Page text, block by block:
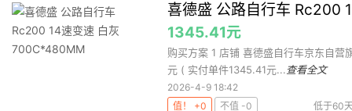
喜德盛 公路自行车 Rc200
1345.41元
购买方案 1 店铺 喜德盛自行车京东自
元 ( 实付单件1345.41元... 查看全文
2026-4-9 18:42
值！ +0
不值 -0
低于60